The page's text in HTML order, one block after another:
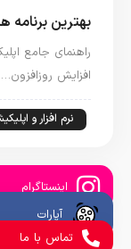
بهترین برنامه
افزایش روزافزون…
نرم افزار و
اینستاگرام
آپارات
تماس با ما